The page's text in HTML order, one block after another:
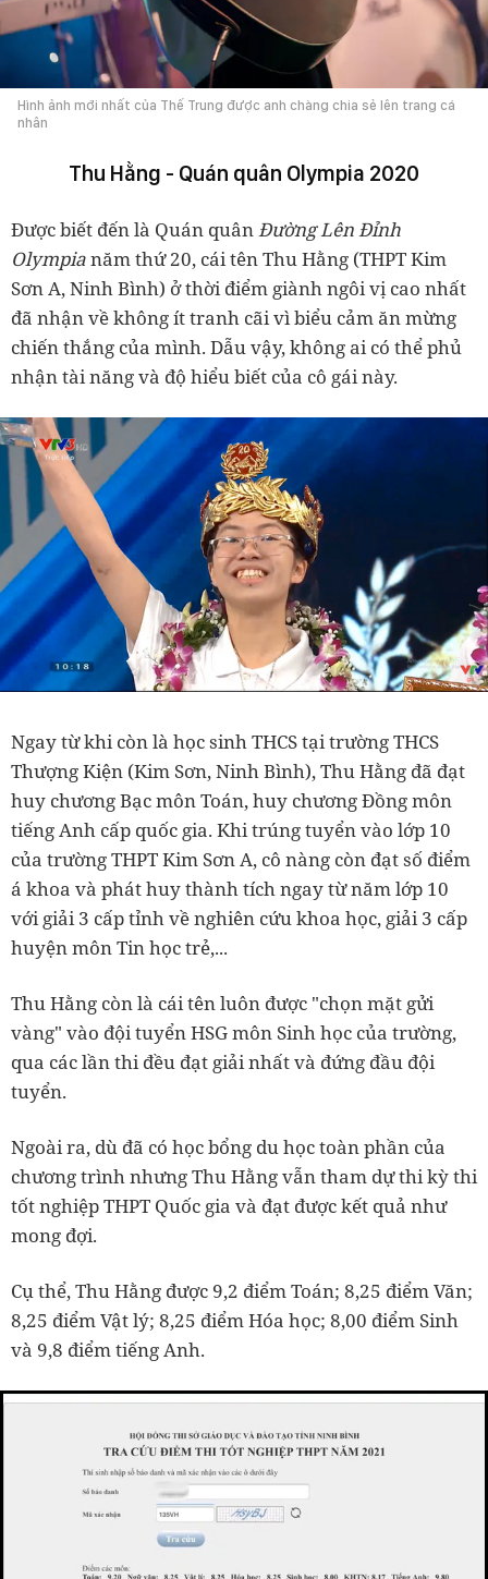
Hình ảnh mới nhất của Thế Trung được anh chàng chia sẻ lên trang cá
nhân
Thu Hằng - Quán quân Olympia 2020
Được biết đến là Quán quânĐường Lên Đỉnh
Olympianăm thứ 20, cái tên Thu Hằng (THPT Kim
Sơn A, Ninh Bình) ở thời điểm giành ngôi vị cao nhất
đã nhận về không ít tranh cãi vì biểu cảm ăn mừng
chiến thắng của mình. Dẫu vậy, không ai có thể phủ
nhận tài năng và độ hiểu biết của cô gái này.
Ngay từ khi còn là học sinh THCS tại trường THCS
Thượng Kiện (Kim Sơn, Ninh Bình), Thu Hằng đã đạt
huy chương Bạc môn Toán, huy chương Đồng môn
tiếng Anh cấp quốc gia. Khi trúng tuyển vào lớp 10
của trường THPT Kim Sơn A, cô nàng còn đạt số điểm
á khoa và phát huy thành tích ngay từ năm lớp 10
với giải 3 cấp tỉnh về nghiên cứu khoa học, giải 3 cấp
huyện môn Tin học trẻ,...
Thu Hằng còn là cái tên luôn được "chọn mặt gửi
vàng" vào đội tuyển HSG môn Sinh học của trường,
qua các lần thi đều đạt giải nhất và đứng đầu đội
tuyển.
Ngoài ra, dù đã có học bổng du học toàn phần của
chương trình nhưng Thu Hằng vẫntham dự thi kỳ thi
tốt nghiệp THPT Quốc gia và đạt được kết quả như
mong đợi.
Cụ thể, Thu Hằng được 9,2 điểm Toán; 8,25 điểm Văn;
8,25 điểm Vật lý; 8,25 điểm Hóa học; 8,00 điểm Sinh
và 9,8 điểm tiếng Anh.